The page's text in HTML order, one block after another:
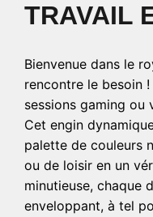
TRAVAIL
Bienvenue dans le
rencontre le besoin
sessions gaming ou
Cet engin
palette de couleurs
ou de loisir en un
minutieuse, chaque
enveloppant, à tel